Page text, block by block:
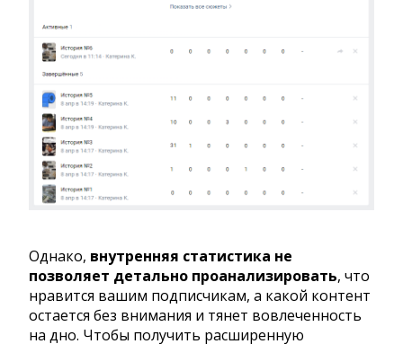
Однако, внутренняя статистика не
позволяет детально проанализировать, что
нравится вашим подписчикам, а какой контент
остается без внимания и тянет вовлеченность
на дно. Чтобы получить расширенную